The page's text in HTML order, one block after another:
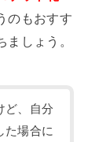
のもおすす
しょう。
ど、自分
た場合に